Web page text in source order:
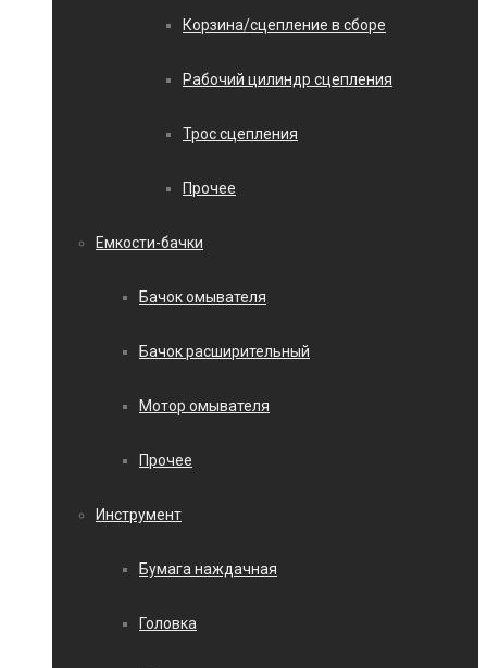
Корзина/сцепление в сборе
Рабочий цилиндр сцепления
Трос сцепления
Прочее
Емкости-бачки
Бачок омывателя
Бачок расширительный
Мотор омывателя
Прочее
Инструмент
Бумага наждачная
Головка